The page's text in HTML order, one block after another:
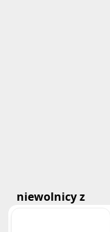
niewolnicy z